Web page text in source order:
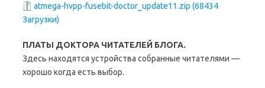
atmega-hvpp-fusebit-doctor_update11.zip (68434
Загрузки)
ПЛАТЫ ДОКТОРА ЧИТАТЕЛЕЙ БЛОГА.
Здесь находятся устройства собранные читателями —
хорошо когда есть выбор.